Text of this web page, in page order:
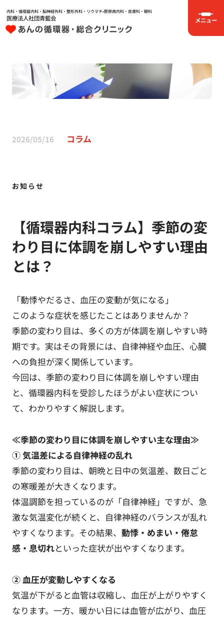
内科・循環器内科・脳神経外科・整形外科・リウマチ•膠原病内科・皮膚科・眼科
医療法人社団青藍会 メニュー
2026/05/16 コラム
お知らせ
【循環器内科コラム】季節の変
わり目に体調を崩しやすい理由
とは？
「動悸やだるさ、血圧の変動が気になる」
このような症状を感じたことはありませんか？
季節の変わり目は、多くの方が体調を崩しやすい時
期です。実はその背景には、自律神経や血圧、心臓
への負担が深く関係しています。
今回は、季節の変わり目に体調を崩しやすい理由
と、循環器内科を受診したほうがよい症状につい
て、わかりやすく解説します。
≪季節の変わり目に体調を崩しやすい主な理由≫
① 気温差による自律神経の乱れ
季節の変わり目は、朝晩と日中の気温差、数日ごと
の寒暖差が大きくなります。
体温調節を担っているのが「自律神経」ですが、急
激な気温変化が続くと、自律神経のバランスが乱れ
やすくなります。その結果、 動悸・めまい・倦怠
感・息切れといった症状が出やすくなります。
② 血圧が変動しやすくなる
気温が下がると血管は収縮し、血圧が上がりやすく
なります。一方、暖かい日には血管が広がり、血圧